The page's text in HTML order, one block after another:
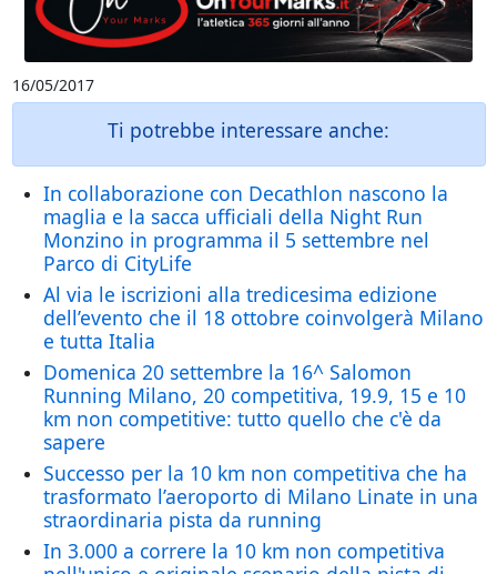
16/05/2017
Ti potrebbe interessare anche:
In collaborazione con Decathlon nascono la
maglia e la sacca ufficiali della Night Run
Monzino in programma il 5 settembre nel
Parco di CityLife
Al via le iscrizioni alla tredicesima edizione
dell’evento che il 18 ottobre coinvolgerà Milano
e tutta Italia
Domenica 20 settembre la 16^ Salomon
Running Milano, 20 competitiva, 19.9, 15 e 10
km non competitive: tutto quello che c'è da
sapere
Successo per la 10 km non competitiva che ha
trasformato l’aeroporto di Milano Linate in una
straordinaria pista da running
In 3.000 a correre la 10 km non competitiva